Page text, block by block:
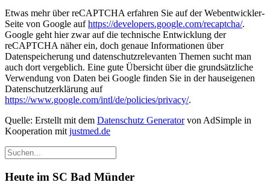
Etwas mehr über reCAPTCHA erfahren Sie auf der Webentwickler-
Seite von Google aufhttps://developers.google.com/recaptcha/.
Google geht hier zwar auf die technische Entwicklung der
reCAPTCHA näher ein, doch genaue Informationen über
Datenspeicherung und datenschutzrelevanten Themen sucht man
auch dort vergeblich. Eine gute Übersicht über die grundsätzliche
Verwendung von Daten bei Google finden Sie in der hauseigenen
Datenschutzerklärung auf
https://www.google.com/intl/de/policies/privacy/.
Quelle: Erstellt mit dem Datenschutz Generatorvon AdSimple in
Kooperation mit justmed.de
Heute im SC Bad Münder